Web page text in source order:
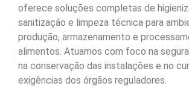
oferece soluções completas de
sanitização e limpeza técnica para
produção, armazenamento e
alimentos. Atuamos com foco na
na conservação das instalações e no
exigências dos órgãos reguladores.